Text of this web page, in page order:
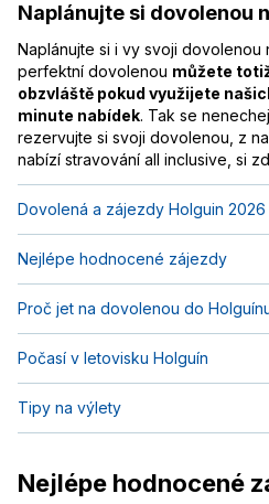
Naplánujte si dovolenou
Naplánujte si i vy svoji dovolenou
perfektní dovolenou můžete
obzvláště pokud využijete
minute nabídek. Tak se
rezervujte si svoji dovolenou, z
nabízí stravování all inclusive, si
Dovolená a zájezdy Holguin 2026
Nejlépe hodnocené zájezdy
Proč jet na dovolenou do
Počasí v letovisku Holguín
Tipy na výlety
Nejlépe hodnocené